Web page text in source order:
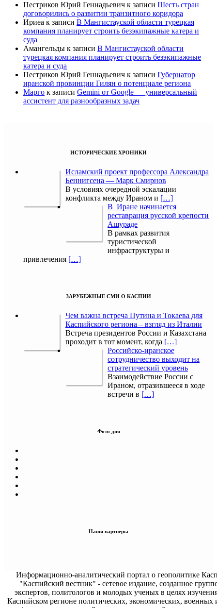
Пестриков Юрий Геннадьевич к записи Шесть стран
договорились о развитии транзитного коридора
Ириеа к записи В Мангистауской области турецкая
компания планирует строить безэкипажные катера и
суда
Амангельды к записи В Мангистауской области
турецкая компания планирует строить безэкипажные
катера и суда
Пестриков Юрий Геннадьевич к записи Губернатор
иранской провинции Гилян о потенциале региона
Марго к записи Gemini от Google — универсальный
ассистент для разнообразных задач
ИСТОРИЧЕСКИЕ ХРОНИКИ
Исламский проект профессора Александра
Беннигсена — Марк Смирнов
В условиях очередной эскалации
конфликта между Ираном и […]
В Иране начинается
реставрация русской крепости
Ашураде
В рамках развития
туристической
инфраструктуры и
привлечения […]
ЗАРУБЕЖНЫЕ СМИ О КАСПИИ
Чем важна встреча Путина и Токаева для
Каспийского региона – взгляд из Италии
Встреча президентов России и Казахстана
проходит в тот момент, когда […]
Российско-иранское
сотрудничество выходит на
стратегический уровень
Взаимодействие России с
Ираном, отразившееся в ходе
встречи в […]
Фото дня
Наши партнеры
Информационно-аналитический портал о геополитике
"Каспийский вестник" - сетевое издание, созданное
экспертов, политологов и молодых ученых в целях
Каспийском регионе политических, экономических, военных